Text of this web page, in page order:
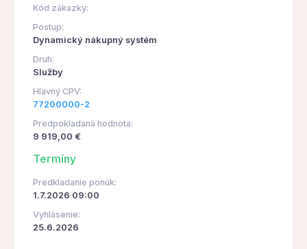
Kód zákazky:
Postup:
Dynamický nákupný systém
Druh:
Služby
Hlavný CPV:
77200000-2
Predpokladaná hodnota:
9 919,00 €
Termíny
Predkladanie ponúk:
1.7.2026 09:00
Vyhlásenie:
25.6.2026